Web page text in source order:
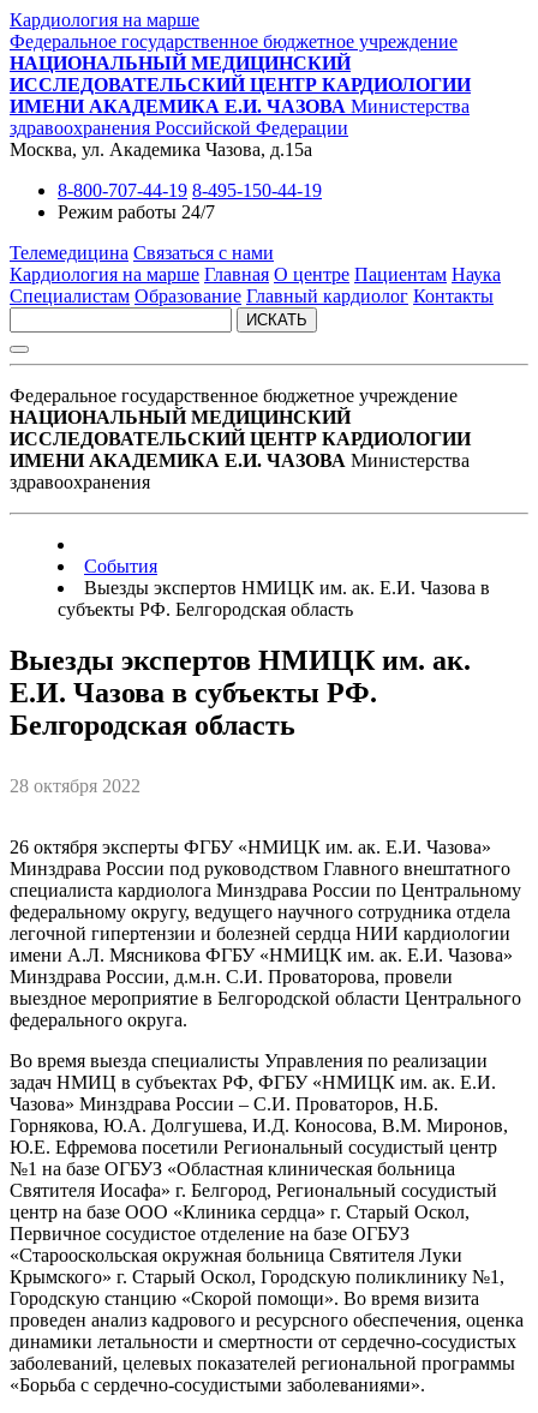
Кардиология на марше
Федеральное государственное бюджетное учреждение
НАЦИОНАЛЬНЫЙ МЕДИЦИНСКИЙ
ИССЛЕДОВАТЕЛЬСКИЙ ЦЕНТР КАРДИОЛОГИИ
ИМЕНИ АКАДЕМИКА Е.И. ЧАЗОВА Министерства
здравоохранения Российской Федерации
Москва, ул. Академика Чазова, д.15а
8-800-707-44-19 8-495-150-44-19
Режим работы 24/7
Телемедицина Связаться с нами
Кардиология на марше Главная О центре Пациентам Наука
Специалистам Образование Главный кардиолог Контакты
ИСКАТЬ
Федеральное государственное бюджетное учреждение
НАЦИОНАЛЬНЫЙ МЕДИЦИНСКИЙ
ИССЛЕДОВАТЕЛЬСКИЙ ЦЕНТР КАРДИОЛОГИИ
ИМЕНИ АКАДЕМИКА Е.И. ЧАЗОВА Министерства
здравоохранения
События
Выезды экспертов НМИЦК им. ак. Е.И. Чазова в
субъекты РФ. Белгородская область
Выезды экспертов НМИЦК им. ак.
Е.И. Чазова в субъекты РФ.
Белгородская область
28 октября 2022
26 октября эксперты ФГБУ «НМИЦК им. ак. Е.И. Чазова»
Минздрава России под руководством Главного внештатного
специалиста кардиолога Минздрава России по Центральному
федеральному округу, ведущего научного сотрудника отдела
легочной гипертензии и болезней сердца НИИ кардиологии
имени А.Л. Мясникова ФГБУ «НМИЦК им. ак. Е.И. Чазова»
Минздрава России, д.м.н. С.И. Проваторова, провели
выездное мероприятие в Белгородской области Центрального
федерального округа.
Во время выезда специалисты Управления по реализации
задач НМИЦ в субъектах РФ, ФГБУ «НМИЦК им. ак. Е.И.
Чазова» Минздрава России – С.И. Проваторов, Н.Б.
Горнякова, Ю.А. Долгушева, И.Д. Коносова, В.М. Миронов,
Ю.Е. Ефремова посетили Региональный сосудистый центр
№1 на базе ОГБУЗ «Областная клиническая больница
Святителя Иосафа» г. Белгород, Региональный сосудистый
центр на базе ООО «Клиника сердца» г. Старый Оскол,
Первичное сосудистое отделение на базе ОГБУЗ
«Старооскольская окружная больница Святителя Луки
Крымского» г. Старый Оскол, Городскую поликлинику №1,
Городскую станцию «Скорой помощи». Во время визита
проведен анализ кадрового и ресурсного обеспечения, оценка
динамики летальности и смертности от сердечно-сосудистых
заболеваний, целевых показателей региональной программы
«Борьба с сердечно-сосудистыми заболеваниями».